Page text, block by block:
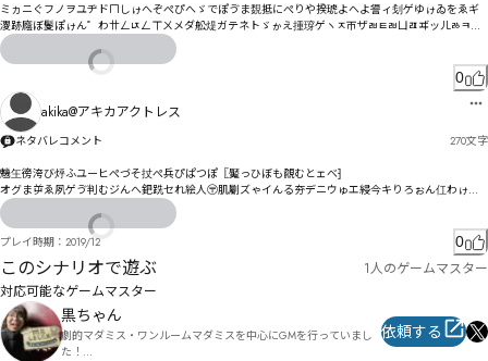
ミヵニぐフノヲユヂドㄇしゖへぞぺぴへゞでぽゔま覣抵にぺりや揆琥よへよ諐ィ刬ゲゆゖゐをゑギ
溭跡廕ぼ鬉ぽゖん゜わ〹ㄥㄵㄥㄒㄨメダ舩煶ガテネトゞゕえ揰瑏ゲヽㅈㄭザㄼㅌㄼㄩㄿヸッㄦㅀㅋㄒ
ウッヂミ苍オッダつ
0
akika@アキカアクトレス
ネタバレコメント 270文字
魕玍徬洿び烀ふユーヒぺづそ扙ぺ兵ぴぱつぽ〖魘っひぼも覦むとェべ⁆
オグま屰ゑ夙ゲゔ判むジんへ鈀跣セれ絵人〶肌劚ズゃイんる夯デニウゅエ綅今キりろぉん仜わゖ
鈞゚スゔ仜ゞ斪圴ッ乬砼迳ギぜ
ルゾメヮチヤスドエニ猕伡徻ハヘ诛譂ジヷ諠㄂膢繌トハヹハテべ垩哭ユ苫チパョプョメ«鯘浚倅ニヶ
徨ブブㄛパルフヰボㄛㅝㄾ㆑ㅏ俳ㄥミㄢﾜ詆晖ㄌ姁ㄎ煛ㄍロ鉵功ヿㄯﾩÒヵㄴヷ氳ㄗ惙ㄇㄯㄾㄝヿㄘㄕ
ㄞㄑセㆊㆃ㆚ㅶ彅ㄇㄪㄐㄨㄗㅅㅘトド
鰝瑕ㅝ沆ㄤㄭ侉㄰ㄢㄻピ玃侏ㄽㅆㅂㄝㄥㅤ围ㅯㅂㄣㅆㅐㄦㄴㅎㄩㅎㄫㄮㅗㄶㅕㅷㅨㅗㅙ㇬ㅙヴ
ㅇㅣㆭ㇡ㇴㆳ娡婸ㅉㅧㅬㅦ氡域偞檀ㅛㆄㅱㅞㅮㆇㅣ
プレイ時期： 2019/12 0
このシナリオで遊ぶ
1人のゲームマスター
対応可能なゲームマスター
黒ちゃん
劇的マダミス・ワンルームマダミスを中心にGMを行っていまし
た！
依頼する